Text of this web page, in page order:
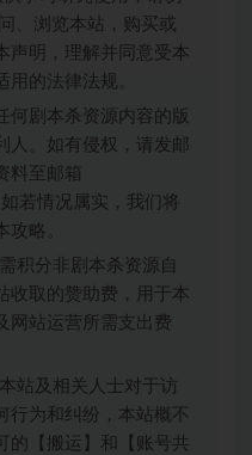
、浏览本站，购买或
声明，理解并同意受本
用的法律法规。
何剧本杀资源内容的版
人。如有侵权，请发邮
料至邮箱
若情况属实，我们将
攻略。
积分非剧本杀资源自
收取的赞助费，用于本
网站运营所需支出费
站及相关人士对于访
行为和纠纷，本站概不
的【搬运】和【账号共